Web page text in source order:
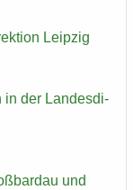
Leip­zig
in der Lan­des­di­
und